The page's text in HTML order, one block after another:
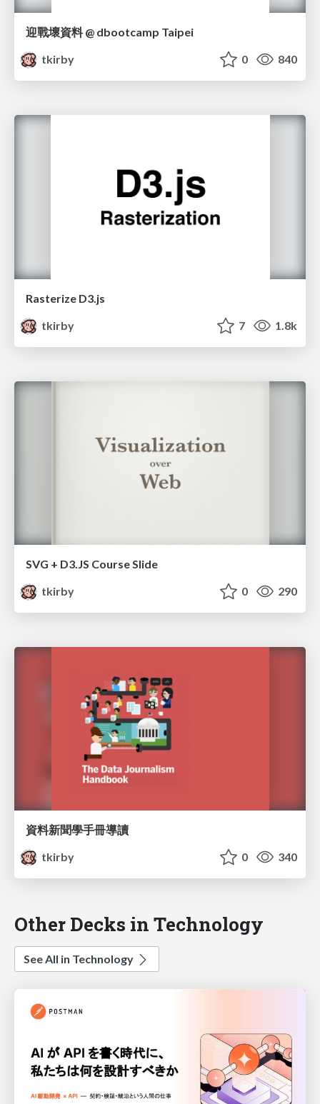
迎戰壞資料 @ dbootcamp Taipei
tkirby
0 840
Rasterize D3.js
tkirby
7 1.8k
SVG + D3.JS Course Slide
tkirby
0 290
資料新聞學手冊導讀
tkirby
0 340
Other Decks in Technology
See All in Technology